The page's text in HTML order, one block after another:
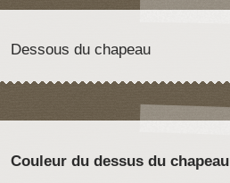
Dessous du chapeau
Couleur du dessus du chapeau